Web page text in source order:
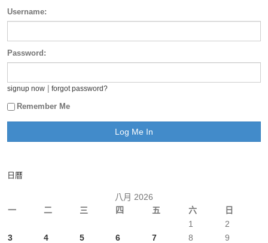
Username:
Password:
signup now forgot password?
Remember Me
日曆
八月 2026
一
二 三 四 五 六 日
1
2
3
4 5 6 7 8
9